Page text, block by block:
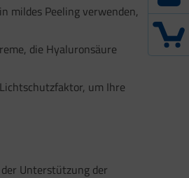
mildes Peeling verwenden,
die Hyaluronsäure
um Ihre
Unterstützung der